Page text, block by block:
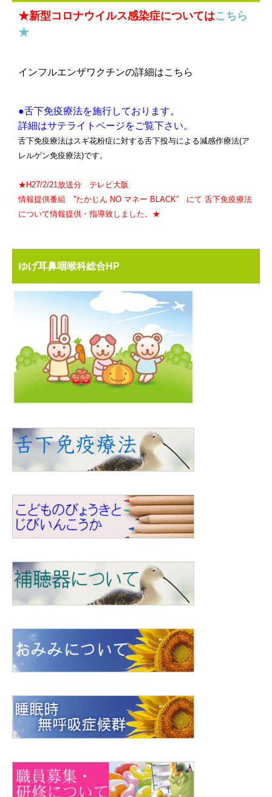
★新型コロナウイルス感染症についてはこちら
★
インフルエンザワクチンの詳細はこちら
●舌下免疫療法を施行しております。
詳細はサテライトページをご覧下さい。
舌下免疫療法はスギ花粉症に対する舌下投与による減感作療法(ア
レルゲン免疫療法)です。
★H27/2/21放送分 テレビ大阪
情報提供番組 ”たかじん NO マネー BLACK” にて 舌下免疫療法
について情報提供・指導致しました。★
ゆげ耳鼻咽喉科総合HP